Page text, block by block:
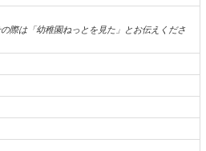
際は「幼稚園ねっとを見た」とお伝えくださ